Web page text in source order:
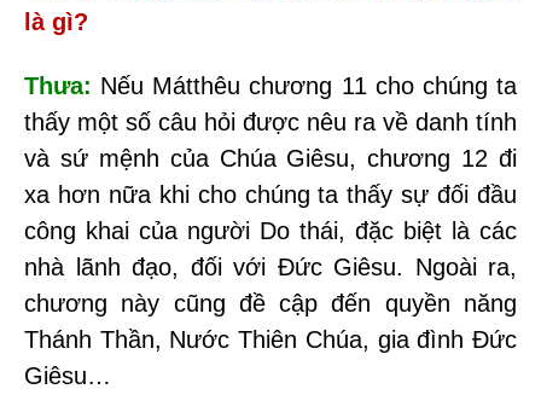
là gì?
Thưa: Nếu Mátthêu chương 11 cho chúng ta
thấy một số câu hỏi được nêu ra về danh tính
và sứ mệnh của Chúa Giêsu, chương 12 đi
xa hơn nữa khi cho chúng ta thấy sự đối đầu
công khai của người Do thái, đặc biệt là các
nhà lãnh đạo, đối với Đức Giêsu. Ngoài ra,
chương này cũng đề cập đến quyền năng
Thánh Thần, Nước Thiên Chúa, gia đình Đức
Giêsu…